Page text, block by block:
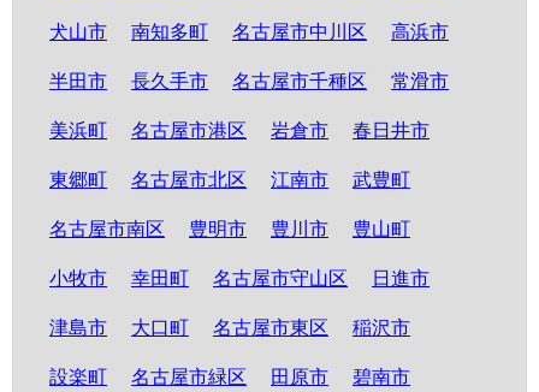
犬山市 南知多町 名古屋市中川区 高浜市
半田市 長久手市 名古屋市千種区 常滑市
美浜町 名古屋市港区 岩倉市 春日井市
東郷町 名古屋市北区 江南市 武豊町
名古屋市南区 豊明市 豊川市 豊山町
小牧市 幸田町 名古屋市守山区 日進市
津島市 大口町 名古屋市東区 稲沢市
設楽町 名古屋市緑区 田原市 碧南市